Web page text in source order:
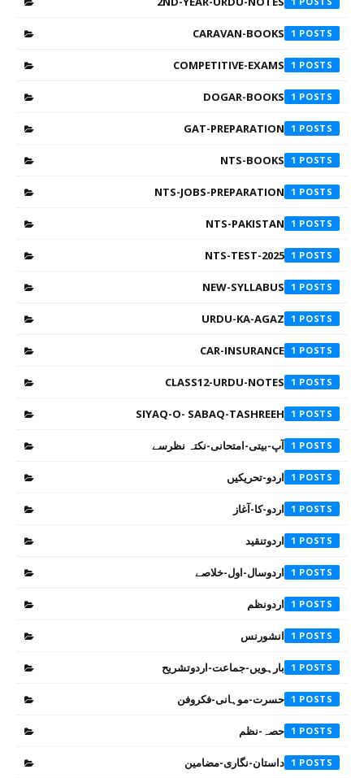
CARAVAN-BOOKS 1
COMPETITIVE-EXAMS 1
DOGAR-BOOKS 1
GAT-PREPARATION 1
NTS-BOOKS 1
NTS-JOBS-PREPARATION 1
NTS-PAKISTAN 1
NTS-TEST-2025 1
NEW-SYLLABUS 1
URDU-KA-AGAZ 1
CAR-INSURANCE 1
CLASS12-URDU-NOTES 1
SIYAQ-O- SABAQ-TASHREEH 1
آپ-بیتی-امتحانی-نکتہ نظرسے 1
اردو-تحریکیں 1
اردو-کا-آغاز 1
اردوتنقید 1
اردوسال-اول-خلاصے 1
اردونظم 1
انشورنس 1
بارہویں-جماعت-اردوتشریح 1
حسرت-موہانی-فکروفن 1
حصہ-نظم 1
داستان-نگاری-مضامین 1